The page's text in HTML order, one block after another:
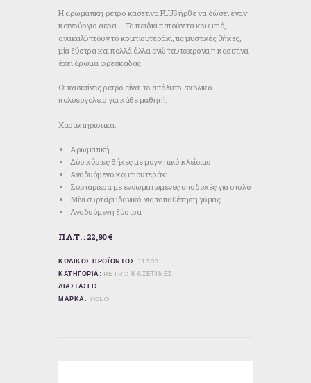
Η αρωματική ρετρό κασετίνα PLUS ήρθε να δώσει έναν
καινούργιο αέρα … Τα παιδιά πατούν τα κουμπιά,
ανακαλύπτουν το κομπιουτεράκι, τις μυστικές θήκες,
μία ξύστρα και πολλά άλλα ενώ ταυτόχρονα η κασετίνα
έχει άρωμα φρεσκάδας.
Οι κασετίνες ρετρό είναι το απόλυτο σχολικό
πολυεργαλείο για κάθε μαθητή.
Χαρακτηριστικά:
Αρωματική
Δύο κύριες θήκες με μαγνητικό κλείσιμο
Αναδυόμενο κομπιουτεράκι
Συρταριέρα με ενσωματωμένες υποδοχές για στυλό
Μίνι συρτάρι ιδανικό για τοποθέτηση γόμας
Αναδυόμενη ξύστρα
Π.Λ.Τ. : 22,90 €
ΚΩΔΙΚΟΣ ΠΡΟΪΟΝΤΟΣ:11309
ΚΑΤΗΓΟΡΙΑ: RETRO ΚΑΣΕΤΙΝΕΣ
ΔΙΑΣΤΑΣΕΙΣ:
ΜΑΡΚΑ: YOLO